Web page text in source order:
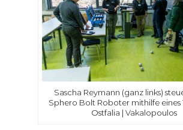
Sascha Reymann (ganz links)
Sphero Bolt Roboter mithilfe eines
Ostfalia | Vakalopoulos